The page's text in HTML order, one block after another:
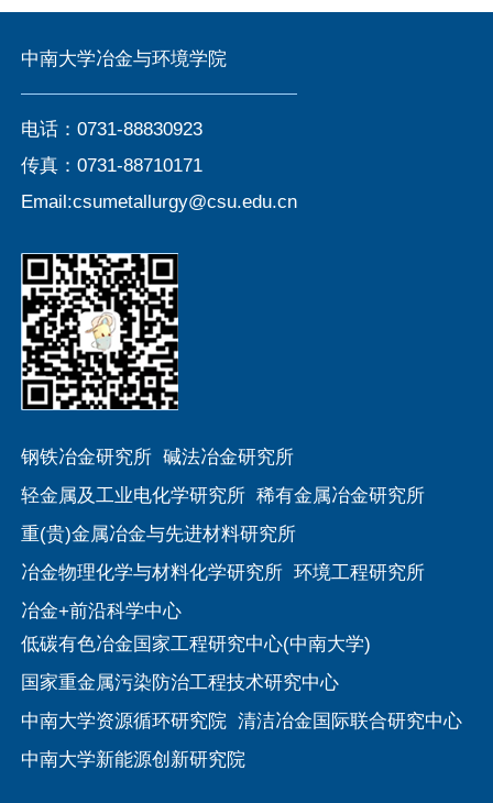
中南大学冶金与环境学院
电话：0731-88830923
传真：0731-88710171
Email:csumetallurgy@csu.edu.cn
钢铁冶金研究所 碱法冶金研究所
轻金属及工业电化学研究所 稀有金属冶金研究所
重(贵)金属冶金与先进材料研究所
冶金物理化学与材料化学研究所 环境工程研究所
冶金+前沿科学中心
低碳有色冶金国家工程研究中心(中南大学)
国家重金属污染防治工程技术研究中心
中南大学资源循环研究院 清洁冶金国际联合研究中心
中南大学新能源创新研究院